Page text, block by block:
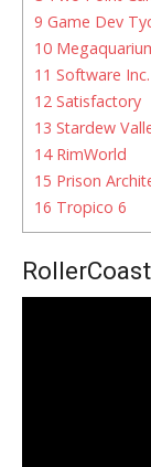
9 Game Dev
10
11 Software Inc.
12 Satisfactory
13 Stardew
14RimWorld
15 Prison
16 Tropico 6